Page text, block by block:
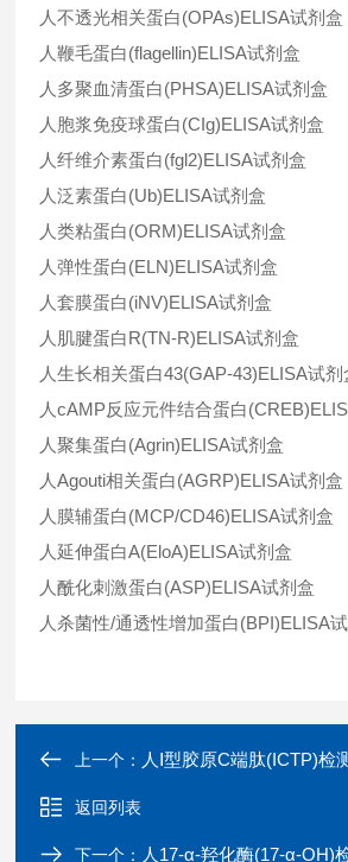
人不透光相关蛋白(OPAs)ELISA试剂盒
人鞭毛蛋白(flagellin)ELISA试剂盒
人多聚血清蛋白(PHSA)ELISA试剂盒
人胞浆免疫球蛋白(CIg)ELISA试剂盒
人纤维介素蛋白(fgl2)ELISA试剂盒
人泛素蛋白(Ub)ELISA试剂盒
人类粘蛋白(ORM)ELISA试剂盒
人弹性蛋白(ELN)ELISA试剂盒
人套膜蛋白(iNV)ELISA试剂盒
人肌腱蛋白R(TN-R)ELISA试剂盒
人生长相关蛋白43(GAP-43)ELISA试剂
人cAMP反应元件结合蛋白
人聚集蛋白(Agrin)ELISA试剂盒
人Agouti相关蛋白(AGRP)ELISA试剂盒
人膜辅蛋白(MCP/CD46)ELISA试剂盒
人延伸蛋白A(EloA)ELISA试剂盒
人酰化刺激蛋白(ASP)ELISA试剂盒
人杀菌性/通透性增加蛋白(BPI)ELISA
上一个： 人Ⅰ型胶原C端肽(ICTP)检
返回列表
下一个： 人17-α-羟化酶(17-α-OH)